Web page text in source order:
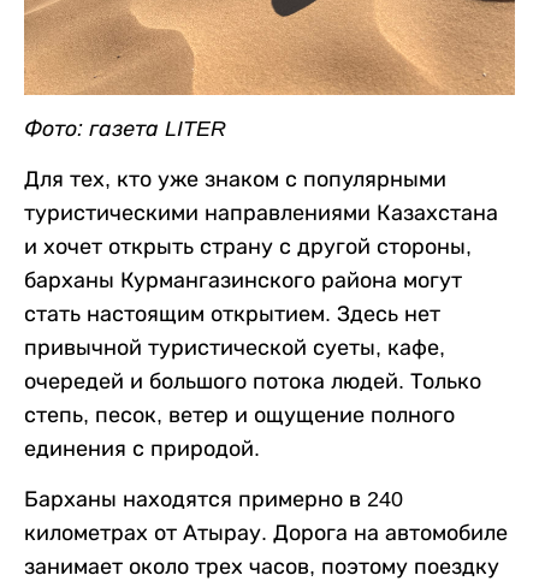
Фото: газета LITER
Для тех, кто уже знаком с популярными
туристическими направлениями Казахстана
и хочет открыть страну с другой стороны,
барханы Курмангазинского района могут
стать настоящим открытием. Здесь нет
привычной туристической суеты, кафе,
очередей и большого потока людей. Только
степь, песок, ветер и ощущение полного
единения с природой.
Барханы находятся примерно в 240
километрах от Атырау. Дорога на автомобиле
занимает около трех часов, поэтому поездку